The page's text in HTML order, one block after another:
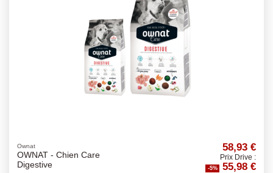
Ownat
OWNAT - Chien Care
Digestive
58,93 €
Prix Drive :
-5% 55,98 €